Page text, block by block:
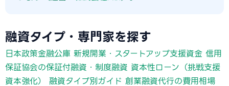
融資タイプ・専門家を探す
日本政策金融公庫 新規開業・スタートアップ支援資金 信用
保証協会の保証付融資・制度融資 資本性ローン（挑戦支援
資本強化）
融資タイプ別ガイド 創業融資代行の費用相場